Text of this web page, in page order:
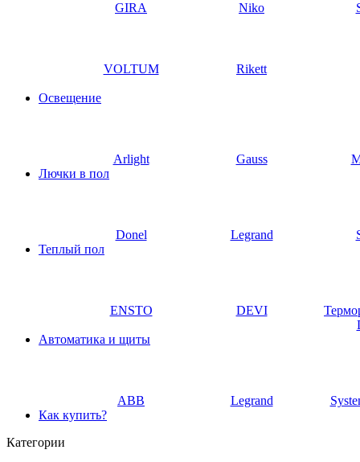
GIRA Niko
VOLTUM Rikett
Освещение
Arlight Gauss
Лючки в пол
Donel Legrand
Теплый пол
ENSTO DEVI
Автоматика и щиты
ABB Legrand
Как купить?
Категории